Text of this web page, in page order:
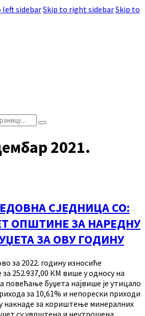
left sidebarSkip to right sidebarSkip to
2021.
СЈЕДНИЦА СО:
ОПШТИНЕ ЗА НАРЕДНУ
ЗА ОВУ ГОДИНУ
за 2022. годину износиће
252.937,00 КМ више у односу на
повећање буџета највише је утицало
за 10,61% и непорески приходи
накнаде за кориштење минералних
су уврштена и неутрошена